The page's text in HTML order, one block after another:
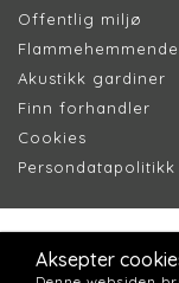
Offentlig miljø
Akustikk gardiner
Finn forhandler
Cookies
Persondatapolitikk
Aksepter